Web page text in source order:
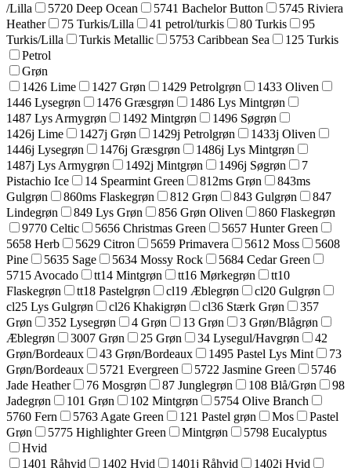
/Lilla
5720 Deep Ocean 5741 Bachelor Button
5745 Riviera
Heather
75 Turkis/Lilla 41 petrol/turkis 80 Turkis
95
Turkis/Lilla
Turkis Metallic 5753 Caribbean Sea
125 Turkis
Petrol
Grøn
1426 Lime
1427 Grøn 1429 Petrolgrøn
1433 Oliven
1446 Lysegrøn
1476 Græsgrøn
1486 Lys Mintgrøn
1487 Lys Armygrøn
1492 Mintgrøn
1496 Søgrøn
1426j Lime
1427j Grøn 1429j Petrolgrøn
1433j Oliven
1446j Lysegrøn
1476j Græsgrøn
1486j Lys Mintgrøn
1487j Lys Armygrøn
1492j Mintgrøn 1496j Søgrøn
7
Pistachio Ice
14 Spearmint Green 812ms Grøn
843ms
Gulgrøn
860ms Flaskegrøn 812 Grøn 843 Gulgrøn
847
Lindegrøn
849 Lys Grøn 856 Grøn Oliven
860 Flaskegrøn
9770 Celtic
5656 Christmas Green
5657 Hunter Green
5658 Herb
5629 Citron 5659 Primavera 5612 Moss
5608
Pine
5635 Sage 5634 Mossy Rock
5684 Cedar Green
5715 Avocado
tt14 Mintgrøn tt16 Mørkegrøn
tt10
Flaskegrøn
tt18 Pastelgrøn cl19 Æblegrøn
cl20 Gulgrøn
cl25 Lys Gulgrøn
cl26 Khakigrøn cl36 Stærk Grøn
357
Grøn
352 Lysegrøn 4 Grøn 13 Grøn
3 Grøn/Blågrøn
Æblegrøn
3007 Grøn 25 Grøn 34 Lysegul/Havgrøn
42
Grøn/Bordeaux
43 Grøn/Bordeaux 1495 Pastel Lys Mint
73
Grøn/Bordeaux
5721 Evergreen 5722 Jasmine Green
5746
Jade Heather
76 Mosgrøn 87 Junglegrøn 108 Blå/Grøn
98
Jadegrøn
101 Grøn 102 Mintgrøn
5754 Olive Branch
5760 Fern
5763 Agate Green 121 Pastel grøn Mos
Pastel
Grøn
5775 Highlighter Green Mintgrøn
5798 Eucalyptus
Hvid
1401 Råhvid
1402 Hvid 1401j Råhvid
1402j Hvid